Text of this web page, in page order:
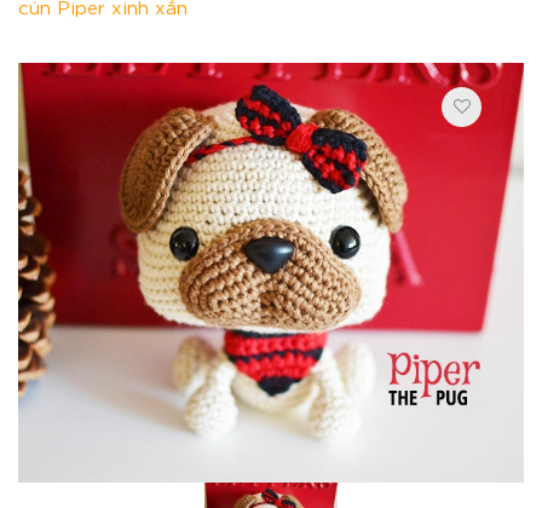
cún Piper xinh xắn